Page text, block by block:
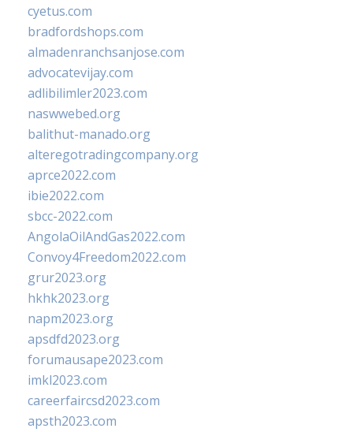
cyetus.com
bradfordshops.com
almadenranchsanjose.com
advocatevijay.com
adlibilimler2023.com
naswwebed.org
balithut-manado.org
alteregotradingcompany.org
aprce2022.com
ibie2022.com
sbcc-2022.com
AngolaOilAndGas2022.com
Convoy4Freedom2022.com
grur2023.org
hkhk2023.org
napm2023.org
apsdfd2023.org
forumausape2023.com
imkl2023.com
careerfaircsd2023.com
apsth2023.com